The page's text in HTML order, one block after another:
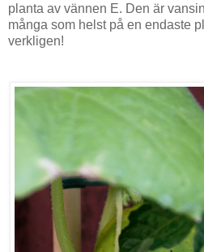
planta av vännen E. Den är
många som helst på en endaste
verkligen!